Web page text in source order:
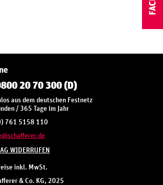
20 70 300 (D)
aus dem deutschen Festnetz
/ 365 Tage im Jahr
761 5158 110
WIDERRUFEN
inkl. MwSt.
& Co. KG, 2025